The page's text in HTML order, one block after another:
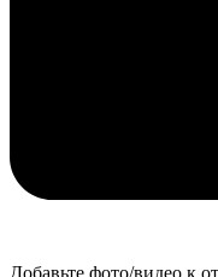
Добавьте фото/видео к